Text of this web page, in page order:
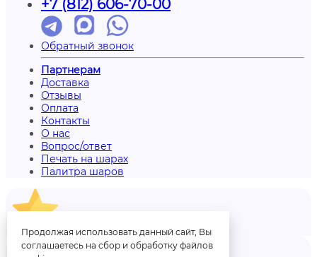
+7 (812) 606-70-00
Обратный звонок
Партнерам
Доставка
Отзывы
Оплата
Контакты
О нас
Вопрос/ответ
Печать на шарах
Палитра шаров
Отзывы
Продолжая использовать данный сайт, Вы
соглашаетесь на сбор и обработку файлов